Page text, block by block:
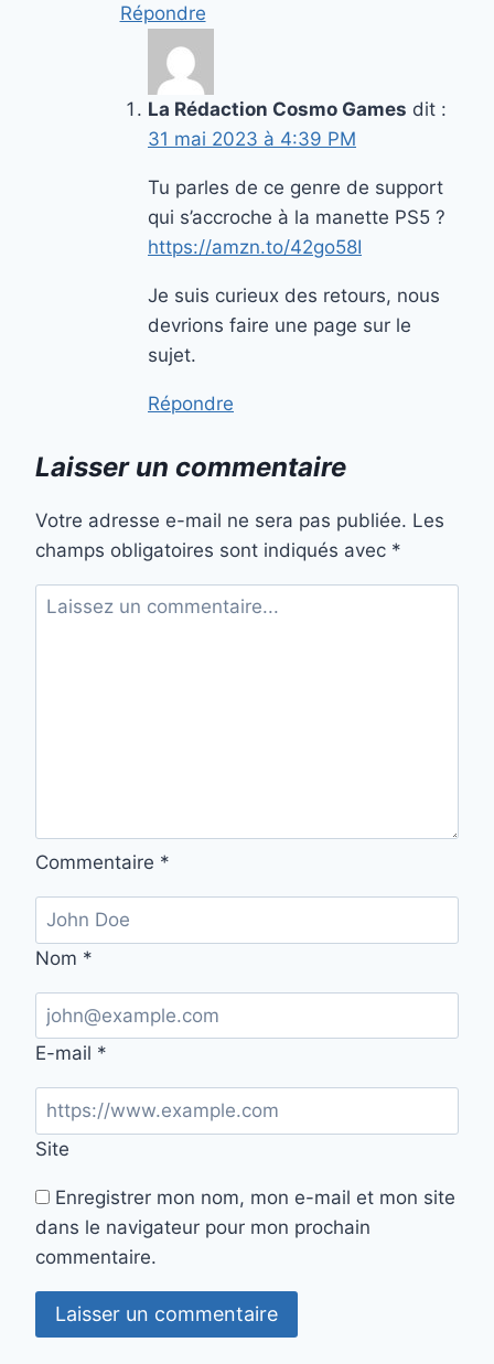
Répondre
La Rédaction Cosmo Games dit :
31 mai 2023 à 4:39 PM
Tu parles de ce genre de support
qui s’accroche à la manette PS5 ?
https://amzn.to/42go58I
Je suis curieux des retours, nous
devrions faire une page sur le
sujet.
Répondre
Laisser un commentaire
Votre adresse e-mail ne sera pas publiée. Les
champs obligatoires sont indiqués avec *
Commentaire *
Nom *
E-mail *
Site
Enregistrer mon nom, mon e-mail et mon site
dans le navigateur pour mon prochain
commentaire.